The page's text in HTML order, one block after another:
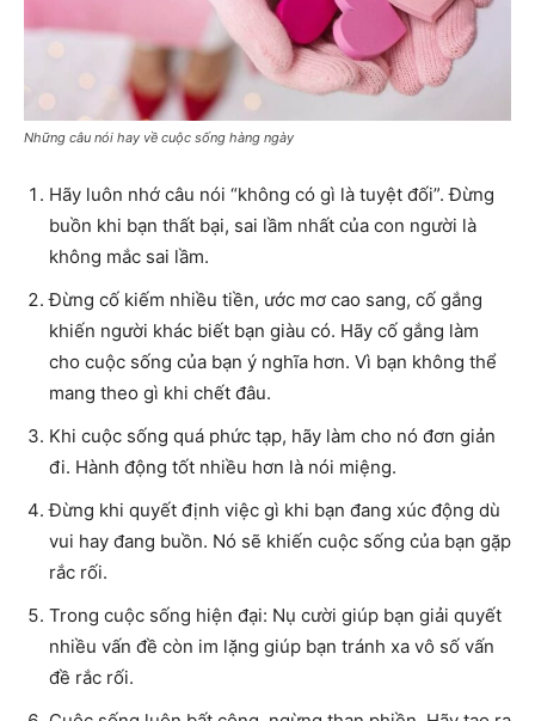
Những câu nói hay về cuộc sống hàng ngày
Hãy luôn nhớ câu nói “không có gì là tuyệt đối”. Đừng
buồn khi bạn thất bại, sai lầm nhất của con người là
không mắc sai lầm.
Đừng cố kiếm nhiều tiền, ước mơ cao sang, cố gắng
khiến người khác biết bạn giàu có. Hãy cố gắng làm
cho cuộc sống của bạn ý nghĩa hơn. Vì bạn không thể
mang theo gì khi chết đâu.
Khi cuộc sống quá phức tạp, hãy làm cho nó đơn giản
đi. Hành động tốt nhiều hơn là nói miệng.
Đừng khi quyết định việc gì khi bạn đang xúc động dù
vui hay đang buồn. Nó sẽ khiến cuộc sống của bạn gặp
rắc rối.
Trong cuộc sống hiện đại: Nụ cười giúp bạn giải quyết
nhiều vấn đề còn im lặng giúp bạn tránh xa vô số vấn
đề rắc rối.